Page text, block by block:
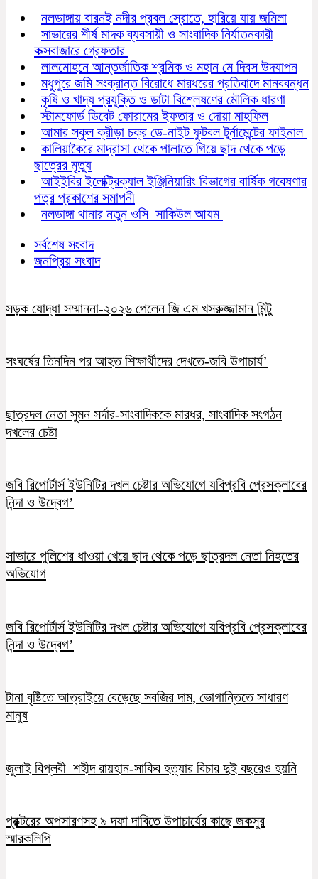
নলডাঙ্গায় বারনই নদীর প্রবল স্রোতে, হারিয়ে যায় জমিলা
সাভারের শীর্ষ মাদক ব্যবসায়ী ও সাংবাদিক নির্যাতনকারী
কক্সবাজারে গ্রেফতার
লালমোহনে আন্তর্জাতিক শ্রমিক ও মহান মে দিবস উদযাপন
মধুপুরে জমি সংক্রান্ত বিরোধে মারধরের প্রতিবাদে মানববন্ধন
কৃষি ও খাদ্য প্রযুক্তি ও ডাটা বিশ্লেষণের মৌলিক ধারণা
স্টামফোর্ড ডিবেট ফোরামের ইফতার ও দোয়া মাহফিল
আমার স্কুল ক্রীড়া চক্র ডে-নাইট ফুটবল টুর্নামেন্টের ফাইনাল
কালিয়াকৈরে মাদ্রাসা থেকে পালাতে গিয়ে ছাদ থেকে পড়ে
ছাত্রের মৃত্যু
আইইবির ইলেক্ট্রিক্যাল ইঞ্জিনিয়ারিং বিভাগের বার্ষিক গবেষণার
পত্র প্রকাশের সমাপনী
নলডাঙ্গা থানার নতুন ওসি সাকিউল আযম
সর্বশেষ সংবাদ
জনপ্রিয় সংবাদ
সড়ক যোদ্ধা সম্মাননা-২০২৬ পেলেন জি এম খসরুজ্জামান মিন্টু
সংঘর্ষের তিনদিন পর আহত শিক্ষার্থীদের দেখতে-জবি উপাচার্য’
ছাত্রদল নেতা সুমন সর্দার-সাংবাদিককে মারধর, সাংবাদিক সংগঠন
দখলের চেষ্টা
জবি রিপোর্টার্স ইউনিটির দখল চেষ্টার অভিযোগে যবিপ্রবি প্রেসক্লাবের
নিন্দা ও উদ্বেগ’
সাভারে পুলিশের ধাওয়া খেয়ে ছাদ থেকে পড়ে ছাত্রদল নেতা নিহতের
অভিযোগ
জবি রিপোর্টার্স ইউনিটির দখল চেষ্টার অভিযোগে যবিপ্রবি প্রেসক্লাবের
নিন্দা ও উদ্বেগ’
টানা বৃষ্টিতে আত্রাইয়ে বেড়েছে সবজির দাম, ভোগান্তিতে সাধারণ
মানুষ
জুলাই বিপ্লবী শহীদ রায়হান-সাকিব হত্যার বিচার দুই বছরেও হয়নি
প্রক্টরের অপসারণসহ ৯ দফা দাবিতে উপাচার্যের কাছে জকসুর
স্মারকলিপি